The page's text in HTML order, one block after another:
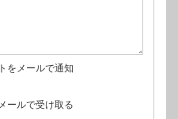
をメールで通知
ールで受け取る